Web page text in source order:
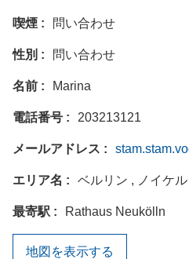
喫煙 問い合わせ
性別 問い合わせ
名前 Marina
電話番号 203213121
メールアドレス
エリア名 ベルリン , ノイケ
最寄駅 Rathaus Neukölln
地図を表示する